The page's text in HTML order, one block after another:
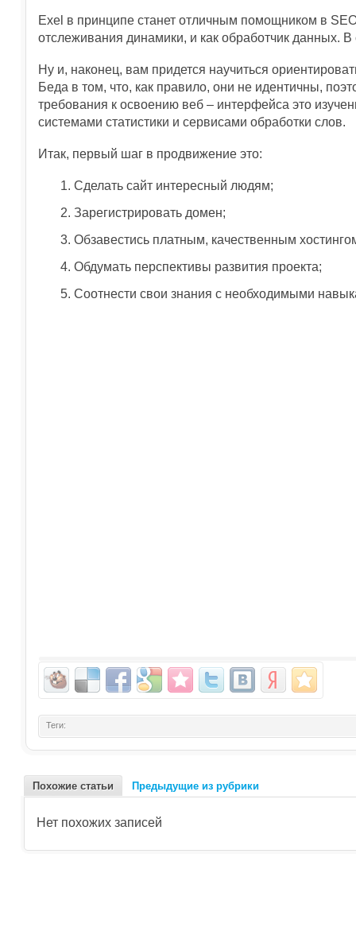
Exel в принципе станет отличным помощником в
отслеживания динамики, и как обработчик данных.
Ну и, наконец, вам придется научиться
Беда в том, что, как правило, они не идентичны,
требования к освоению веб – интерфейса это
системами статистики и сервисами обработки слов.
Итак, первый шаг в продвижение это:
Сделать сайт интересный людям;
Зарегистрировать домен;
Обзавестись платным, качественным
Обдумать перспективы развития проекта;
Соотнести свои знания с необходимыми
Теги:
Похожие статьи Предыдущие из рубрики
Нет похожих записей